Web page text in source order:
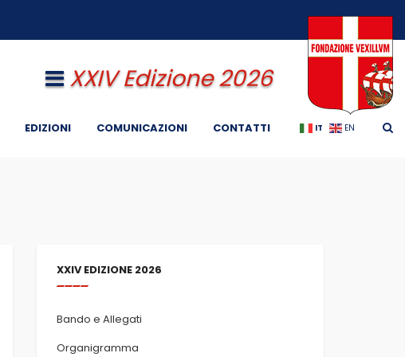
XXIV Edizione 2026
EDIZIONI COMUNICAZIONI CONTATTI EN
IT
XXIV EDIZIONE 2026
Bando e Allegati
Organigramma